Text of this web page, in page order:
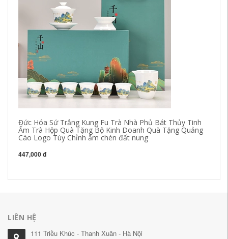
Đức Hóa Sứ Trắng Kung Fu Trà Nhà Phủ Bát Thủy Tinh
Ấm Trà Hộp Quà Tặng Bộ Kinh Doanh Quà Tặng Quảng
Cáo Logo Tùy Chỉnh ấm chén đất nung
447,000 đ
LIÊN HỆ
111 Triều Khúc - Thanh Xuân - Hà Nội